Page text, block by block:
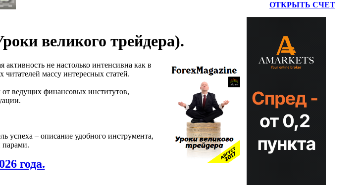
великого трейдера).
не настолько интенсивна как в
массу интересных статей.
от ведущих финансовых институтов,
– описание удобного инструмента,
парами.
года.
ОТКРЫТЬ СЧЕТ